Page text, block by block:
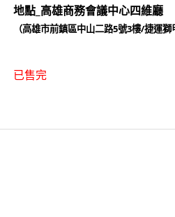
地點_高雄商務會議中心四維廳
（高雄市前鎮區中山二路5號3樓/捷運獅
已售完